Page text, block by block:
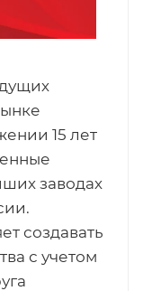
15 лет
заводах
создавать
с учетом